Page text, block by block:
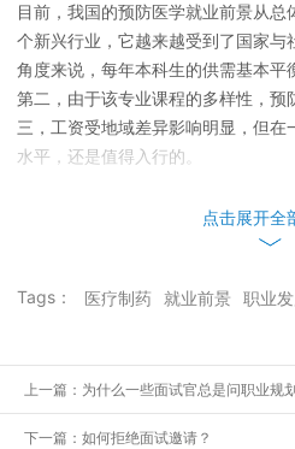
目前，我国的预防医学就业前景从
个新兴行业，它越来越受到了国家与
角度来说，每年本科生的供需基本平
第二，由于该专业课程的多样性，
三，工资受地域差异影响明显，但
水平，还是值得入行的。
点击展开全
Tags： 医疗制药 就业前景 职业
上一篇：为什么一些面试官总是问职业规
下一篇：如何拒绝面试邀请？